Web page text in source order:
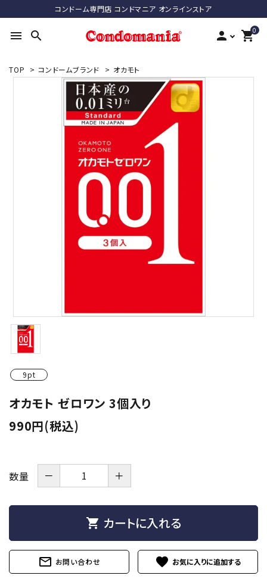
コンドーム専門店 コンドマニア オンラインストア
menu search person 0
shopping_cart
search
ACCOUNT MENU
person 新規会員登録
アパレル
セルフプレジャー
コスメ
サプリメント・ドリンク
TOP > コンドームブランド > オカモト
9pt
オカモト ゼロワン 3個入り
990円(税込)
数量 － ＋
shopping_cart カートに入れる
mail_outline お問い合わせ favorite